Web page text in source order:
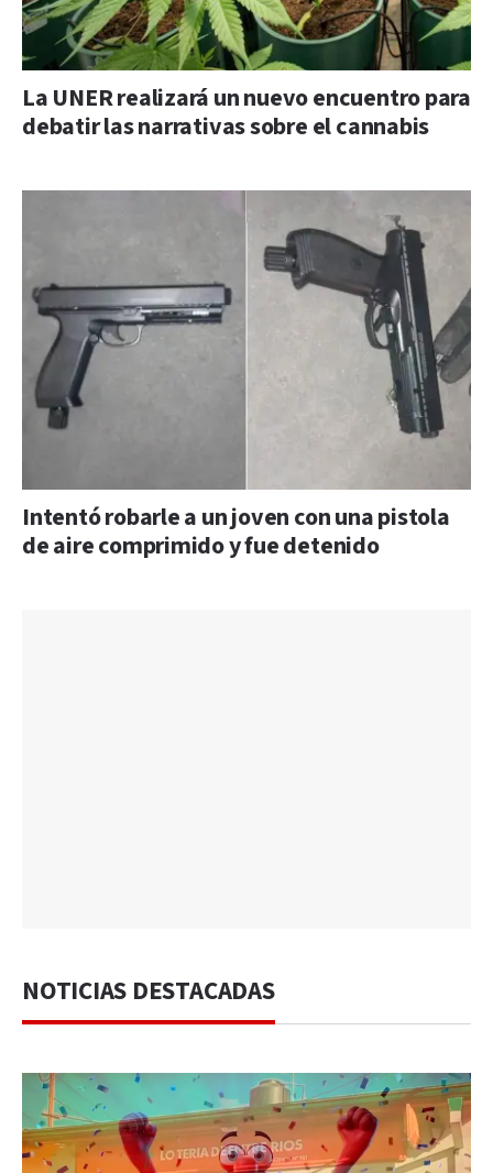
La UNER realizará un nuevo encuentro para
debatir las narrativas sobre el cannabis
Intentó robarle a un joven con una pistola
de aire comprimido y fue detenido
NOTICIAS DESTACADAS